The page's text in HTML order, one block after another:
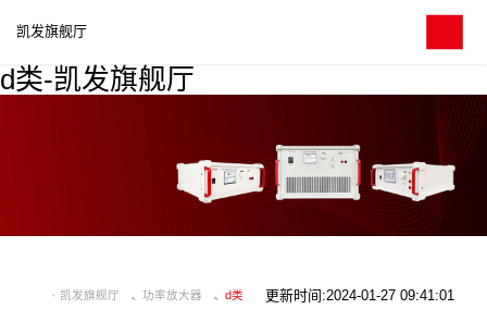
d类-凯发旗舰厅
凯发旗舰厅
凯发旗舰厅 功率放大器 d类 更新时间:2024-01-27 09:41:01